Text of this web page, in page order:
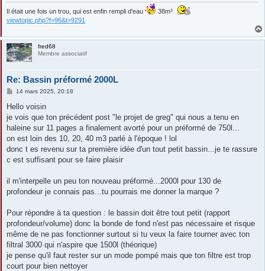
Il était une fois un trou, qui est enfin rempli d'eau
38m³
viewtopic.php?f=96&t=9291
fred68
Membre associatif
Re: Bassin préformé 2000L
M
s
a
g
14 mars 2025, 20:18
Hello voisin
je vois que ton précédent post "le projet de greg" qui nous a tenu en
haleine sur 11 pages a finalement avorté pour un préformé de 750l...
on est loin des 10, 20, 40 m3 parlé à l'époque ! lol
donc t es revenu sur ta première idée d'un tout petit bassin...je te rassure
c est suffisant pour se faire plaisir
il m'interpelle un peu ton nouveau préformé...2000l pour 130 de
profondeur je connais pas...tu pourrais me donner la marque ?
Pour répondre à ta question : le bassin doit être tout petit (rapport
profondeur/volume) donc la bonde de fond n'est pas nécessaire et risque
même de ne pas fonctionner surtout si tu veux la faire tourner avec ton
filtral 3000 qui n'aspire que 1500l (théorique)
je pense qu'il faut rester sur un mode pompé mais que ton filtre est trop
court pour bien nettoyer